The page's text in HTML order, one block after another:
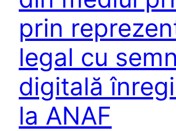
prin
legal cu
digitală
la ANAF